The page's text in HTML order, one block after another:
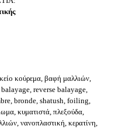
κούρεμα, βαφή μαλλιών,
reverse balayage,
bronde, shatush, foiling,
κυματιστά, πλεξούδα,
νανοπλαστική, κερατίνη,